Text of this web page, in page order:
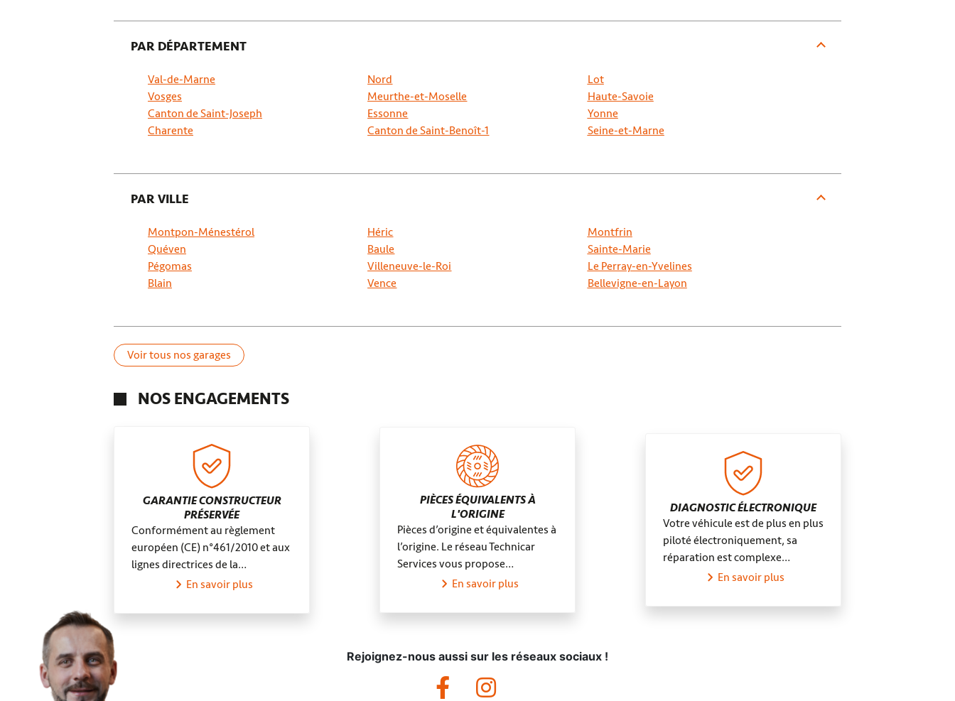
PAR DÉPARTEMENT
Val-de-Marne Nord
Lot
Vosges
Meurthe-et-Moselle
Haute-Savoie
Canton de Saint-Joseph
Essonne
Yonne
Charente
Canton de Saint-Benoît-1 Seine-et-Marne
PAR VILLE
Montpon-Ménestérol Héric
Montfrin
Quéven
Baule
Sainte-Marie
Pégomas
Villeneuve-le-Roi
Le Perray-en-Yvelines
Blain
Vence Bellevigne-en-Layon
Voir tous nos garages
NOS ENGAGEMENTS
GARANTIE CONSTRUCTEUR
PRÉSERVÉE
Conformément au règlement
européen (CE) n°461/2010 et aux
lignes directrices de la…
En savoir plus
PIÈCES ÉQUIVALENTS À
L'ORIGINE
Pièces d’origine et équivalentes à
l’origine. Le réseau Technicar
Services vous propose…
En savoir plus
DIAGNOSTIC ÉLECTRONIQUE
Votre véhicule est de plus en plus
piloté électroniquement, sa
réparation est complexe…
En savoir plus
Rejoignez-nous aussi sur les réseaux sociaux !